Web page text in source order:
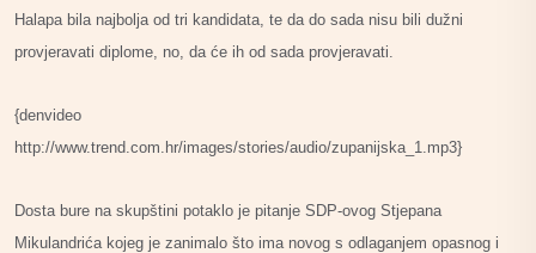
Halapa bila najbolja od tri kandidata, te da do sada nisu bili dužni
provjeravati diplome, no, da će ih od sada provjeravati.
{denvideo
http://www.trend.com.hr/images/stories/audio/zupanijska_1.mp3}
Dosta bure na skupštini potaklo je pitanje SDP-ovog Stjepana
Mikulandrića kojeg je zanimalo što ima novog s odlaganjem opasnog i